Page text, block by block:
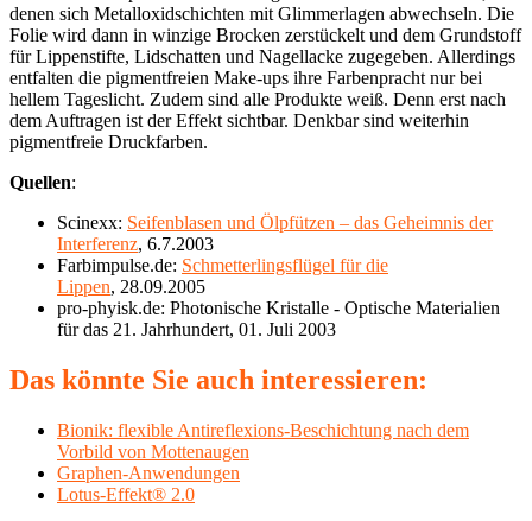
denen sich Metalloxidschichten mit Glimmerlagen abwechseln. Die
Folie wird dann in winzige Brocken zerstückelt und dem Grundstoff
für Lippenstifte, Lidschatten und Nagellacke zugegeben. Allerdings
entfalten die pigmentfreien Make-ups ihre Farbenpracht nur bei
hellem Tageslicht. Zudem sind alle Produkte weiß. Denn erst nach
dem Auftragen ist der Effekt sichtbar. Denkbar sind weiterhin
pigmentfreie Druckfarben.
Quellen:
Scinexx: Seifenblasen und Ölpfützen – das Geheimnis der
Interferenz, 6.7.2003
Farbimpulse.de: Schmetterlingsflügel für die
Lippen, 28.09.2005
pro-phyisk.de: Photonische Kristalle - Optische Materialien
für das 21. Jahrhundert, 01. Juli 2003
Das könnte Sie auch interessieren:
Bionik: flexible Antireflexions-Beschichtung nach dem
Vorbild von Mottenaugen
Graphen-Anwendungen
Lotus-Effekt® 2.0